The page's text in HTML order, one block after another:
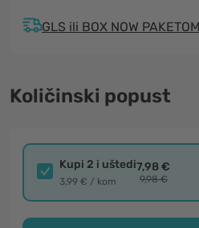
GLS ili BOX NOW
Količinski popust
Kupi 2 i uštedi
3,99 € / kom
7,98 €
9,98 €